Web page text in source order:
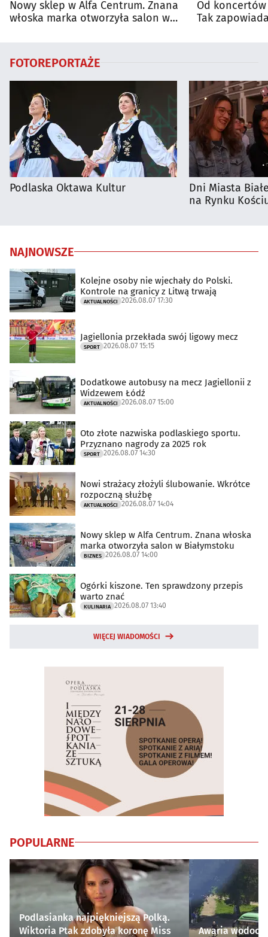
Nowy sklep w Alfa Centrum. Znana
włoska marka otworzyła salon w
Od
Tak
FOTOREPORTAŻE
Podlaska Oktawa Kultur
Dni Miasta
na Rynku
NAJNOWSZE
Kolejne osoby nie wjechały do Polski.
Kontrole na granicy z Litwą trwają
AKTUALNOŚCI 2026.08.07 17:30
Jagiellonia przekłada swój ligowy mecz
SPORT 2026.08.07 15:15
Dodatkowe autobusy na mecz Jagiellonii z
Widzewem Łódź
AKTUALNOŚCI 2026.08.07 15:00
Oto złote nazwiska podlaskiego sportu.
Przyznano nagrody za 2025 rok
SPORT 2026.08.07 14:30
Nowi strażacy złożyli ślubowanie. Wkrótce
rozpoczną służbę
AKTUALNOŚCI 2026.08.07 14:04
Nowy sklep w Alfa Centrum. Znana włoska
marka otworzyła salon w Białymstoku
BIZNES 2026.08.07 14:00
Ogórki kiszone. Ten sprawdzony przepis
warto znać
KULINARIA 2026.08.07 13:40
WIĘCEJ WIADOMOŚCI
POPULARNE
Podlasianka najpiękniejszą Polką.
Wiktoria Ptak zdobyła koronę Miss
Awaria